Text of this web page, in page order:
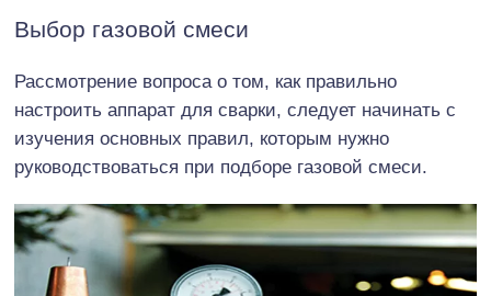
Выбор газовой смеси
Рассмотрение вопроса о том, как правильно
настроить аппарат для сварки, следует начинать с
изучения основных правил, которым нужно
руководствоваться при подборе газовой смеси.